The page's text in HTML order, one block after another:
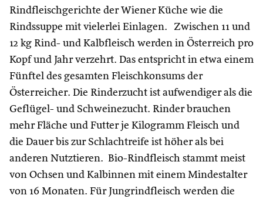
Rindfleischgerichte der Wiener Küche wie die
Rindssuppe mit vielerlei Einlagen. Zwischen 11 und
12 kg Rind- und Kalbfleisch werden in Österreich pro
Kopf und Jahr verzehrt. Das entspricht in etwa einem
Fünftel des gesamten Fleischkonsums der
Österreicher. Die Rinderzucht ist aufwendiger als die
Geflügel- und Schweinezucht. Rinder brauchen
mehr Fläche und Futter je Kilogramm Fleisch und
die Dauer bis zur Schlachtreife ist höher als bei
anderen Nutztieren. Bio-Rindfleisch stammt meist
von Ochsen und Kalbinnen mit einem Mindestalter
von 16 Monaten. Für Jungrindfleisch werden die